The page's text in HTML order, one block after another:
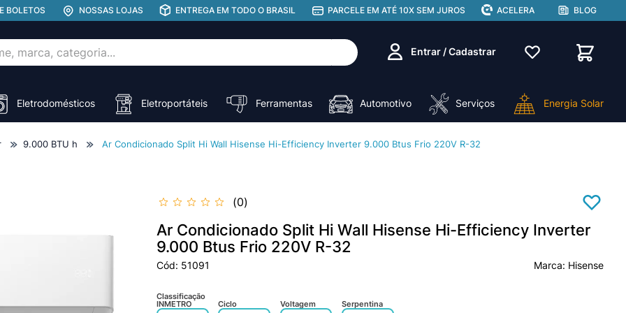
BOLETOS NOSSAS LOJAS ENTREGA EM TODO O BRASIL PARCELE EM ATÉ 10X SEM JUROS ACELERA BLOG
categoria... Entrar / Cadastrar
Eletrodomésticos Eletroportáteis Ferramentas Automotivo Serviços Energia Solar
9.000 BTU h Ar Condicionado Split Hi Wall Hisense Hi-Efficiency Inverter 9.000 Btus Frio 220V R-32
0
Ar Condicionado Split Hi Wall Hisense Hi-Efficiency Inverter
9.000 Btus Frio 220V R-32
Cód: 51091 Hisense
Classificação
INMETRO Ciclo Voltagem Serpentina